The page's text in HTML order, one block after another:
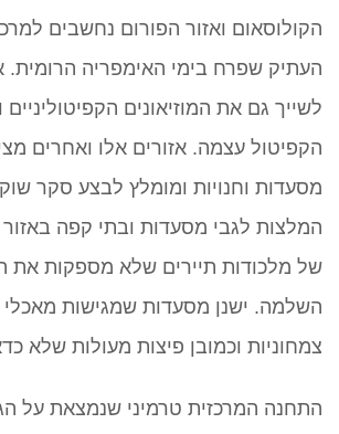
הקולוסאום ואזור הפורום נחשבים
העתיק שפרח בימי האימפריה הרומית.
לשייך גם את המוזיאונים
הקפיטול עצמה. אזורים אלו ואחרים
מסעדות וחנויות ומומלץ לבצע סקר
המלצות לגבי מסעדות ובתי קפה
של מלכודות תיירים שלא מספקות את
השלמה. ישנן מסעדות שמגישות
צמחוניות וכמובן פיצות מעולות שלא
התחנה המרכזית טרמיני שנמצאת על